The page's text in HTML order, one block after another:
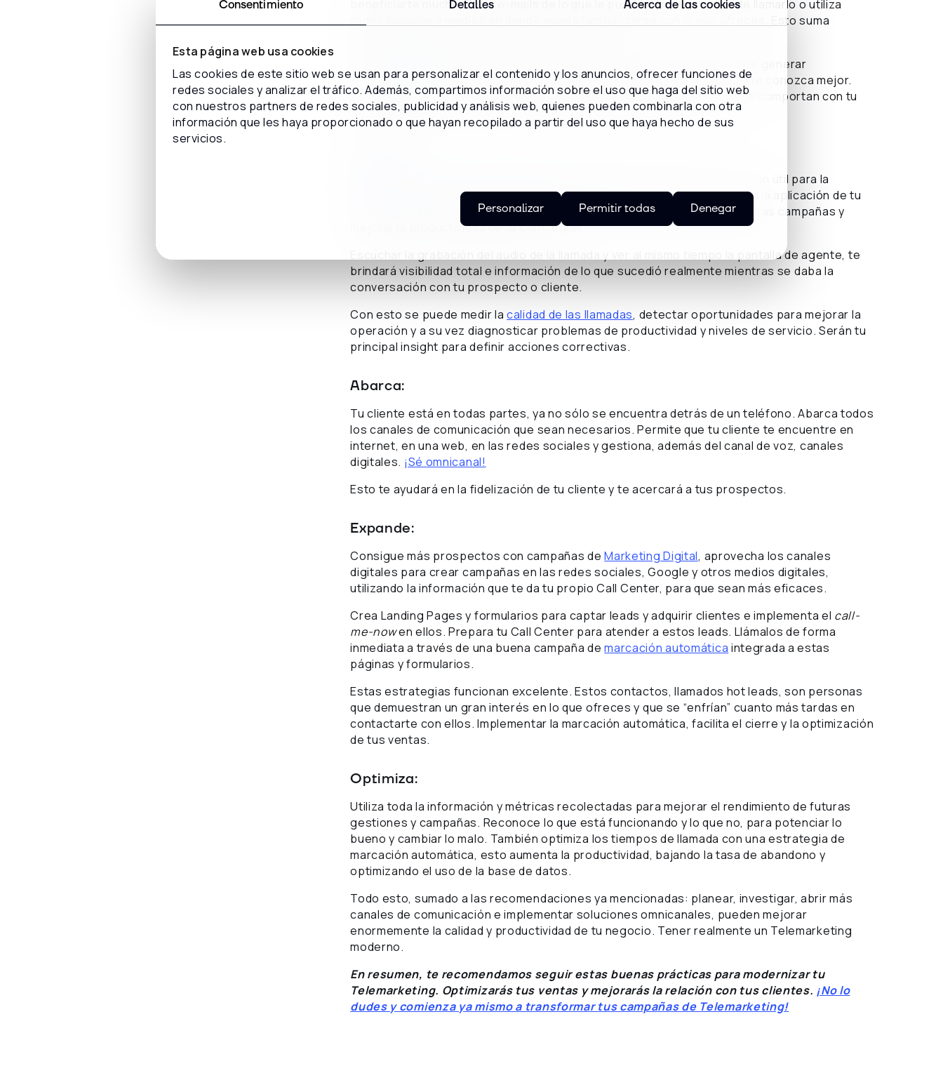
Consentimiento Detalles Acerca de las cookies
Esta página web usa cookies
Las cookies de este sitio web se usan para personalizar el contenido y los anuncios, ofrecer funciones de
redes sociales y analizar el tráfico. Además, compartimos información sobre el uso que haga del sitio web
con nuestros partners de redes sociales, publicidad y análisis web, quienes pueden combinarla con otra
información que les haya proporcionado o que hayan recopilado a partir del uso que haya hecho de sus
servicios.
Denegar
Personalizar Permitir todas
beneficiarte mucho. Envía e-mails de lo que le puede interesar antes de llamarlo o utiliza
redes sociales y medios en donde pueda familiarizarse con lo que ofreces. Esto suma
es una gran herramienta para vincular, ya que permite generar
estrategias que impulsan la interacción con el cliente y logran que este te conozca mejor.
Aplícalas a las redes sociales, te ayudarán a ver cómo se relacionan y se comportan con tu
marca, a la vez que te ayudarán a conseguir nuevos contactos.
. Te brindarán control e información útil para la
posterior, orientada tanto al rendimiento de tus agentes como a la aplicación de tu
estrategia. También podrás aprender mucho de ellos para planificar futuras campañas y
mejorar la productividad de tu Call Center.
Escuchar la grabación del audio de la llamada y ver al mismo tiempo la pantalla de agente, te
brindará visibilidad total e información de lo que sucedió realmente mientras se daba la
conversación con tu prospecto o cliente.
Con esto se puede medir lacalidad de las llamadas, detectar oportunidades para mejorar la
operación y a su vez diagnosticar problemas de productividad y niveles de servicio. Serán tu
principal insight para definir acciones correctivas.
Abarca:
Tu cliente está en todas partes, ya no sólo se encuentra detrás de un teléfono. Abarca todos
los canales de comunicación que sean necesarios. Permite que tu cliente te encuentre en
internet, en una web, en las redes sociales y gestiona, además del canal de voz, canales
digitales. ¡Sé omnicanal!
Esto te ayudará en la fidelización de tu cliente y te acercará a tus prospectos.
Expande:
Consigue más prospectos con campañas deMarketing Digital, aprovecha los canales
digitales para crear campañas en las redes sociales, Google y otros medios digitales,
utilizando la información que te da tu propio Call Center, para que sean más eficaces.
Crea Landing Pages y formularios para captar leads y adquirir clientes e implementa el call-
me-nowen ellos. Prepara tu Call Center para atender a estos leads. Llámalos de forma
inmediata a través de una buena campaña demarcación automática integrada a estas
páginas y formularios.
Estas estrategias funcionan excelente. Estos contactos, llamados hot leads, son personas
que demuestran un gran interés en lo que ofreces y que se “enfrían” cuanto más tardas en
contactarte con ellos. Implementar la marcación automática, facilita el cierre y la optimización
de tus ventas.
Optimiza:
Utiliza toda la información y métricas recolectadas para mejorar el rendimiento de futuras
gestiones y campañas. Reconoce lo que está funcionando y lo que no, para potenciar lo
bueno y cambiar lo malo. También optimiza los tiempos de llamada con una estrategia de
marcación automática, esto aumenta la productividad, bajando la tasa de abandono y
optimizando el uso de la base de datos.
Todo esto, sumado a las recomendaciones ya mencionadas: planear, investigar, abrir más
canales de comunicación e implementar soluciones omnicanales, pueden mejorar
enormemente la calidad y productividad de tu negocio. Tener realmente un Telemarketing
moderno.
En resumen, te recomendamos seguir estas buenas prácticas para modernizar tu
Telemarketing. Optimizarás tus ventas y mejorarás la relación con tus clientes. ¡No lo
dudes y comienza ya mismo a transformar tus campañas de Telemarketing!